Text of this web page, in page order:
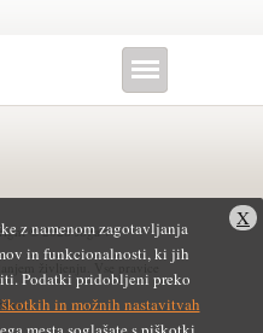
© 2026 Joga v
življenju. Vse pravice
z namenom zagotavljanja
in funkcionalnosti, ki jih
Podatki pridobljeni preko
in možnih nastavitvah
X